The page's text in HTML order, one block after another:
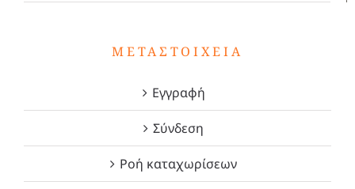
ΜΕΤΑΣΤΟΙΧΕΊΑ
Εγγραφή
Σύνδεση
Ροή καταχωρίσεων